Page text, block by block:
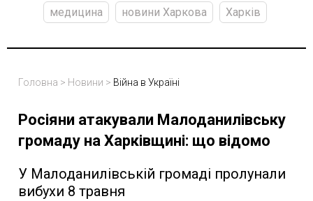
медицина
новини Харкова Харків
Головна > Новини > Війна в Україні
Росіяни атакували Малоданилівську
громаду на Харківщині: що відомо
У Малоданилівській громаді пролунали
вибухи 8 травня